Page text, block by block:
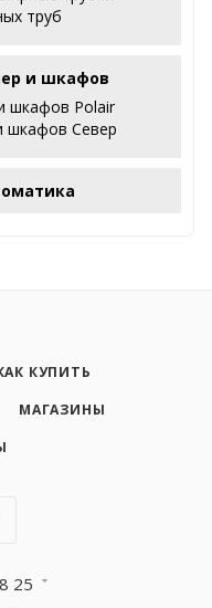
труб
и шкафов
шкафов Polair
шкафов Север
КУПИТЬ
МАГАЗИНЫ
25